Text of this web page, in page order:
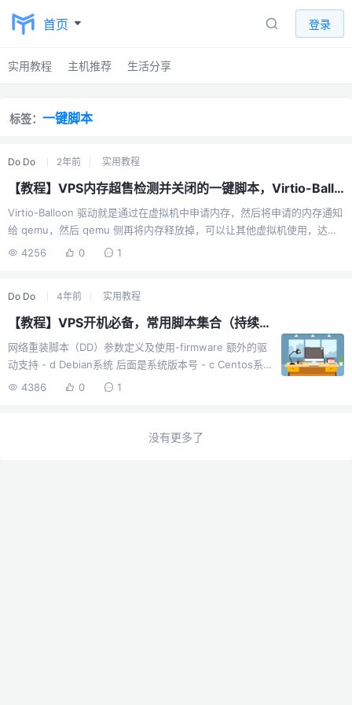
首页 登录
实用教程 主机推荐 生活分享
标签： 一键脚本
Do Do 2年前 实用教程
【教程】VPS内存超售检测并关闭的一键脚本，Virtio-Balloon关闭一键脚本
Virtio-Balloon 驱动就是通过在虚拟机中申请内存，然后将申请的内存通知
给 qemu，然后 qemu 侧再将内存释放掉，可以让其他虚拟机使用，达到
内存复用的能力。要开启这个功能，就是在启动时候需要添加 Virtio-
为了方便使用，本小白用ChatGPT写了一个一键脚本。懒人版一键关闭
Virtio-Balloon模块并禁止Virtio-Balloon模块开机启动curl -sSL
4256 0 1
Do Do 4年前 实用教程
【教程】VPS开机必备，常用脚本集合（持续更新中 ······ ）
网络重装脚本（DD）参数定义及使用-firmware 额外的驱
动支持 - d Debian系统 后面是系统版本号 - c Centos系
统 后面是系统版本号 - v 后面写64位 32位 - a 不清楚这
4386 0 1
没有更多了